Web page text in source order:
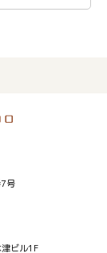
7号
ビル1F